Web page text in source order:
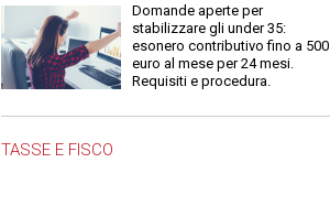
Domande aperte per
stabilizzare gli under 35:
esonero contributivo fino a 500
euro al mese per 24 mesi.
Requisiti e procedura.
TASSE E FISCO